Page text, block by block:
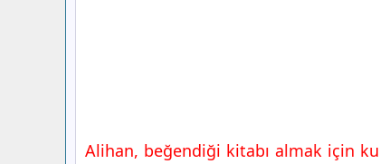
Alihan, beğendiği kitabı almak için